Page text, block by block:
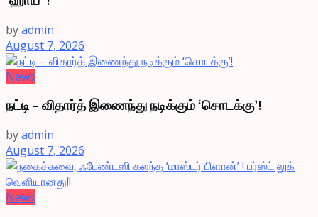
byadmin
August 7, 2026
News
நட்டி – விதார்த் இணைந்து நடிக்கும் ‘சொடக்கு’!
byadmin
August 7, 2026
News